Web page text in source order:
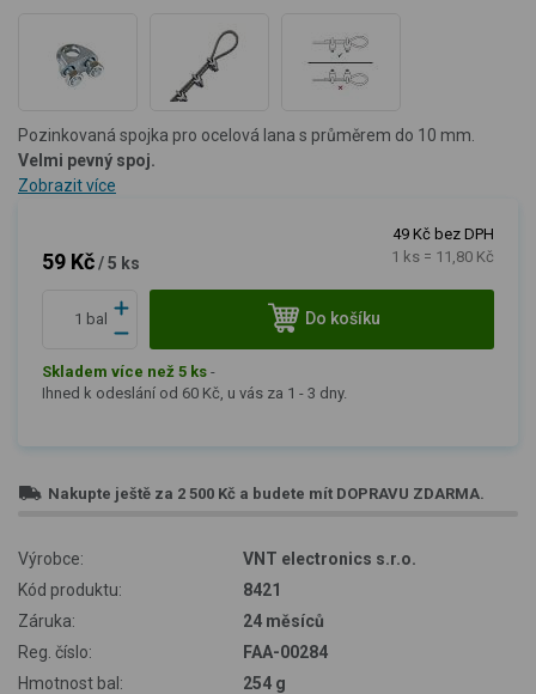
Pozinkovaná spojka pro ocelová lana s průměrem do 10 mm.
Velmi pevný spoj.
Zobrazit více
59 Kč/ 5 ks
49 Kč bez DPH
1 ks = 11,80 Kč
bal Do košíku
Skladem více než 5 ks -
Ihned k odeslání od 60 Kč, u vás za 1 - 3 dny.
Nakupte ještě za 2 500 Kč a budete mít DOPRAVU ZDARMA.
Výrobce:
VNT electronics s.r.o.
Kód produktu:
8421
Záruka:
24 měsíců
Reg. číslo:
FAA-00284
Hmotnost bal:
254 g